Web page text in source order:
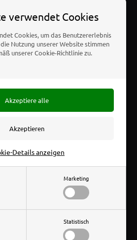
verwendet Cookies
Cookies, um das Benutzererlebnis
Nutzung unserer Website stimmen
unserer Cookie-Richtlinie zu.
Marketing
Statistisch
Details anzeigen